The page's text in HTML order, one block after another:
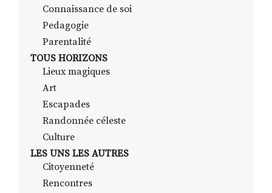
Connaissance de soi
Pedagogie
Parentalité
TOUS HORIZONS
Lieux magiques
Art
Escapades
Randonnée céleste
Culture
LES UNS LES AUTRES
Citoyenneté
Rencontres